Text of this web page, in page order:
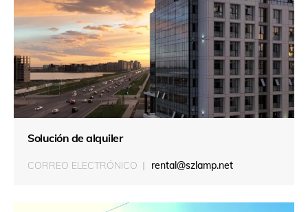
Solución de alquiler
CORREO ELECTRÓNICO rental@szlamp.net